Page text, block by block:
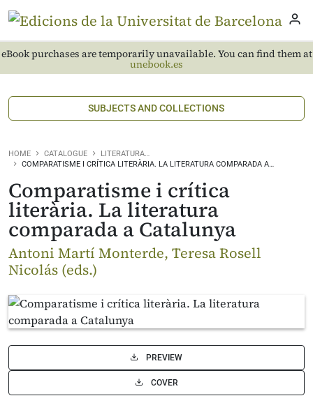
eBook purchases are temporarily unavailable. You can find them at
unebook.es
SUBJECTS AND COLLECTIONS
HOME CATALOGUE
LITERATURA…
COMPARATISME I CRÍTICA LITERÀRIA. LA LITERATURA COMPARADA A…
Comparatisme i crítica
literària. La literatura
comparada a Catalunya
Antoni Martí Monterde, Teresa Rosell
Nicolás (eds.)
PREVIEW
COVER